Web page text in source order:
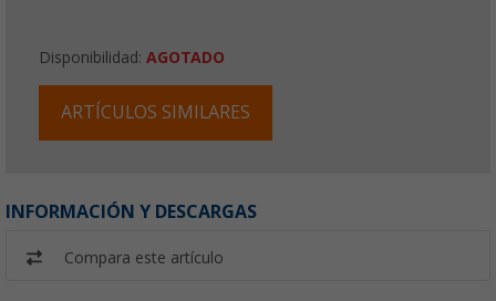
Disponibilidad: AGOTADO
ARTÍCULOS SIMILARES
INFORMACIÓN Y DESCARGAS
Compara este artículo